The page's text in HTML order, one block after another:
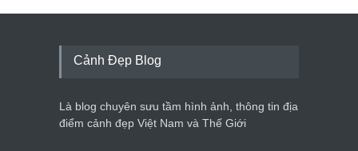
Cảnh Đẹp Blog
Là blog chuyên sưu tầm hình ảnh, thông tin địa
điểm cảnh đẹp Việt Nam và Thế Giới